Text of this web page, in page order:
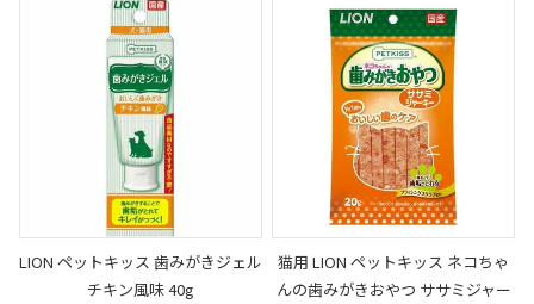
LION ペットキッス 歯みがきジェル
チキン風味 40g
猫用 LION ペットキッス ネコちゃ
んの歯みがきおやつ ササミジャー